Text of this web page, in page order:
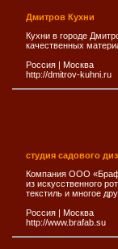
Дмитров Кухни
Кухни в городе
качественных
Россия | Москва
http://dmitrov-kuhni.ru
студия садового
Компания ООО
из искусственного
текстиль и многое
Россия | Москва
http://www.brafab.su